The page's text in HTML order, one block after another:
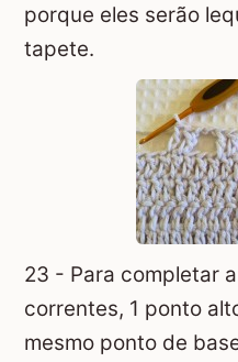
porque eles serão
tapete.
23 - Para completar
correntes, 1 ponto
mesmo ponto de